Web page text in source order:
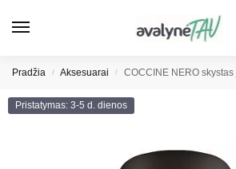
Pradžia / Aksesuarai / COCCINE NERO
Pristatymas: 3-5 d. dienos